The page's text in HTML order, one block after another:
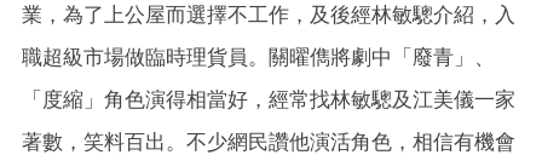
業，為了上公屋而選擇不工作，及後經林敏驄介紹，入
職超級市場做臨時理貨員。關曜儁將劇中「廢青」、
「度縮」角色演得相當好，經常找林敏驄及江美儀一家
著數，笑料百出。不少網民讚他演活角色，相信有機會